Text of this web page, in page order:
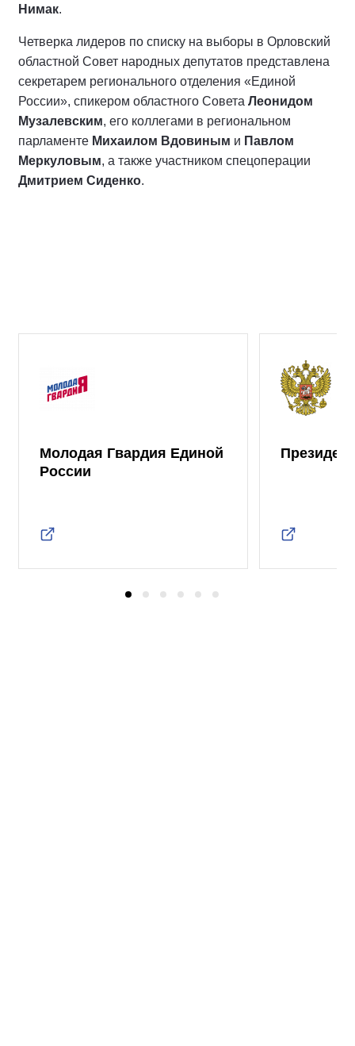
Нимак.
Четверка лидеров по списку на выборы в Орловский
областной Совет народных депутатов представлена
секретарем регионального отделения «Единой
России», спикером областного Совета Леонидом
Музалевским, его коллегами в региональном
парламенте Михаилом Вдовиным и Павлом
Меркуловым, а также участником спецоперации
Дмитрием Сиденко.
Молодая Гвардия Единой
России